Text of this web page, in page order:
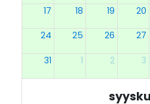
17 18 19 20
24 25 26 27
31 1 2 3